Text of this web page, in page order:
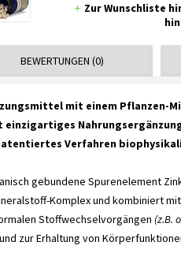
Zur Wunschliste
BEWERTUNGEN (0)
mit einem Pflanzen-
Verfahren
gebundene Spurenelement
Komplex und kombiniert
Stoffwechselvorgängen (z.B.
und zur Erhaltung von